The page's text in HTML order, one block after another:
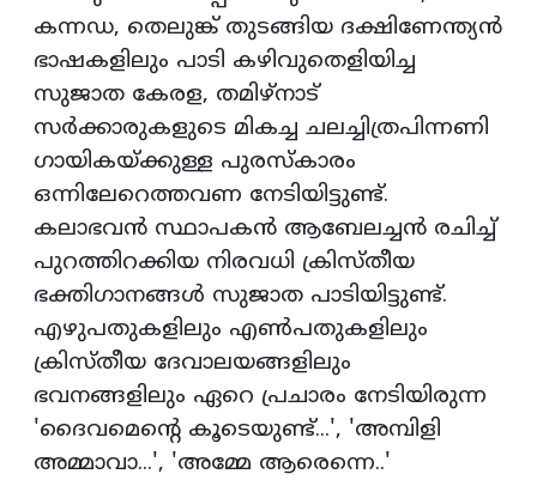
കന്നഡ, തെലുങ്ക് തുടങ്ങിയ ദക്ഷിണേന്ത്യന്‍
ഭാഷകളിലും പാടി കഴിവുതെളിയിച്ച
സുജാത കേരള, തമിഴ്‌നാട്
സര്‍ക്കാരുകളുടെ മികച്ച ചലച്ചിത്രപിന്നണി
ഗായികയ്ക്കുള്ള പുരസ്‌കാരം
ഒന്നിലേറെത്തവണ നേടിയിട്ടുണ്ട്.
കലാഭവന്‍ സ്ഥാപകന്‍ ആബേലച്ചന്‍ രചിച്ച്
പുറത്തിറക്കിയ നിരവധി ക്രിസ്തീയ
ഭക്തിഗാനങ്ങള്‍ സുജാത പാടിയിട്ടുണ്ട്.
എഴുപതുകളിലും എണ്‍പതുകളിലും
ക്രിസ്തീയ ദേവാലയങ്ങളിലും
ഭവനങ്ങളിലും ഏറെ പ്രചാരം നേടിയിരുന്ന
'ദൈവമെന്റെ കൂടെയുണ്ട്...', 'അമ്പിളി
അമ്മാവാ...', 'അമ്മേ ആരെന്നെ..'